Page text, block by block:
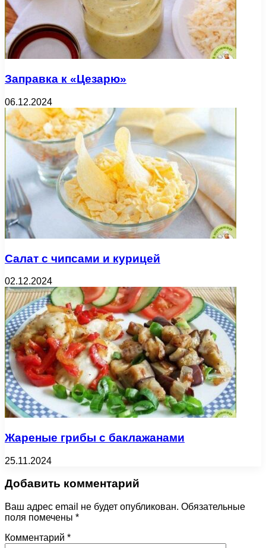
Заправка к «Цезарю»
06.12.2024
Салат с чипсами и курицей
02.12.2024
Жареные грибы с баклажанами
25.11.2024
Добавить комментарий
Ваш адрес email не будет опубликован. Обязательные
поля помечены *
Комментарий *